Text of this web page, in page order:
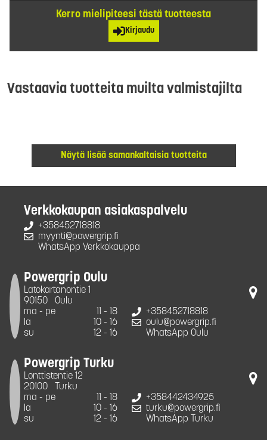
Kerro mielipiteesi tästä tuotteesta
Kirjaudu
Vastaavia tuotteita muilta valmistajilta
Näytä lisää samankaltaisia tuotteita
Verkkokaupan asiakaspalvelu
+358452718818
myynti@powergrip.fi
WhatsApp Verkkokauppa
Powergrip Oulu
Latokartanontie 1
90150
Oulu
ma - pe
11 - 18
la
10 - 16
su
12 - 16
+358452718818
oulu@powergrip.fi
WhatsApp Oulu
Powergrip Turku
Lonttistentie 12
20100
Turku
ma - pe
11 - 18
la
10 - 16
su
12 - 16
+358442434925
turku@powergrip.fi
WhatsApp Turku